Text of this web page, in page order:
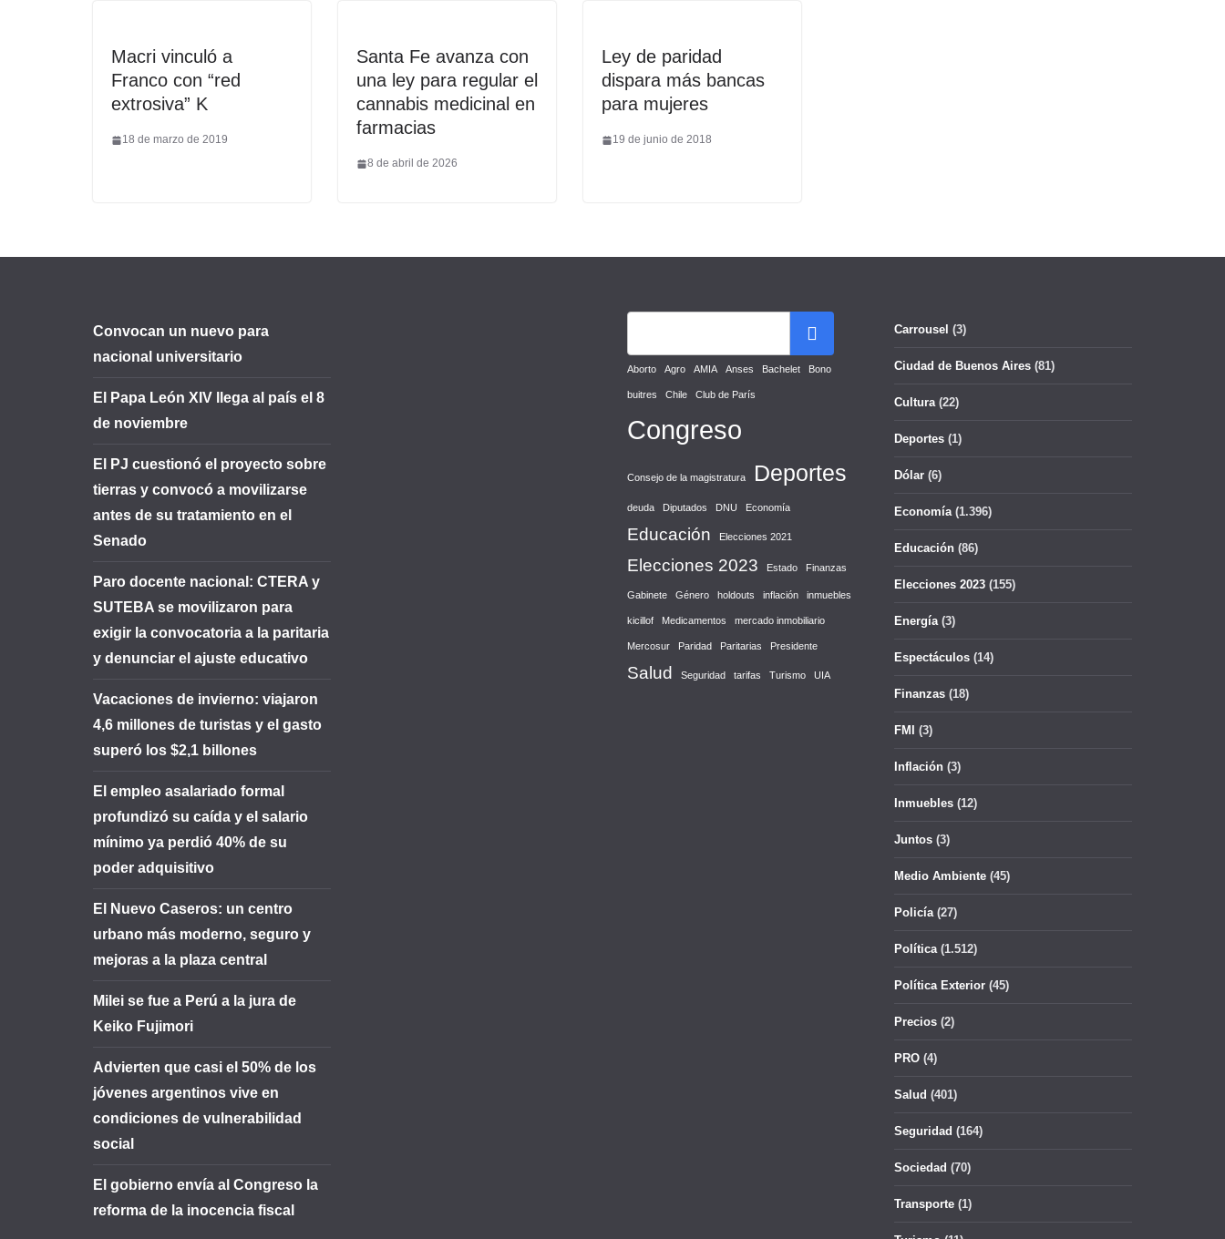
Macri vinculó a
Franco con “red
extrosiva” K
18 de marzo de 2019
Santa Fe avanza con
una ley para regular el
cannabis medicinal en
farmacias
8 de abril de 2026
Ley de paridad
dispara más bancas
para mujeres
19 de junio de 2018
Convocan un nuevo para
nacional universitario
El Papa León XIV llega al país el 8
de noviembre
El PJ cuestionó el proyecto sobre
tierras y convocó a movilizarse
antes de su tratamiento en el
Senado
Paro docente nacional: CTERA y
SUTEBA se movilizaron para
exigir la convocatoria a la paritaria
y denunciar el ajuste educativo
Vacaciones de invierno: viajaron
4,6 millones de turistas y el gasto
superó los $2,1 billones
El empleo asalariado formal
profundizó su caída y el salario
mínimo ya perdió 40% de su
poder adquisitivo
El Nuevo Caseros: un centro
urbano más moderno, seguro y
mejoras a la plaza central
Milei se fue a Perú a la jura de
Keiko Fujimori
Advierten que casi el 50% de los
jóvenes argentinos vive en
condiciones de vulnerabilidad
social
El gobierno envía al Congreso la
reforma de la inocencia fiscal
Aborto Agro AMIA Anses Bachelet Bono
buitres Chile Club de París
Congreso
Consejo de la magistratura Deportes
deuda Diputados DNU Economía
Educación Elecciones 2021
Elecciones 2023 Estado Finanzas
Gabinete Género holdouts inflación inmuebles
kicillof Medicamentos mercado inmobiliario
Mercosur Paridad Paritarias Presidente
Salud Seguridad tarifas Turismo UIA
Carrousel (3)
Ciudad de Buenos Aires (81)
Cultura(22)
Deportes (1)
Dólar (6)
Economía(1.396)
Educación (86)
Elecciones 2023 (155)
Energía(3)
Espectáculos (14)
Finanzas (18)
FMI (3)
Inflación (3)
Inmuebles (12)
Juntos (3)
Medio Ambiente (45)
Policía(27)
Política(1.512)
Política Exterior (45)
Precios (2)
PRO (4)
Salud (401)
Seguridad (164)
Sociedad (70)
Transporte (1)